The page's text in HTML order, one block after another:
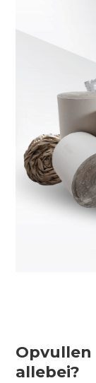
Opvullen
allebei?